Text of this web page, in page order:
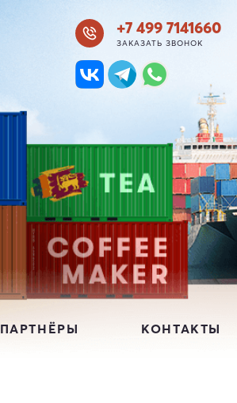
+7 499 7141660
ЗАКАЗАТЬ ЗВОНОК
ПАРТНЁРЫ КОНТАКТЫ